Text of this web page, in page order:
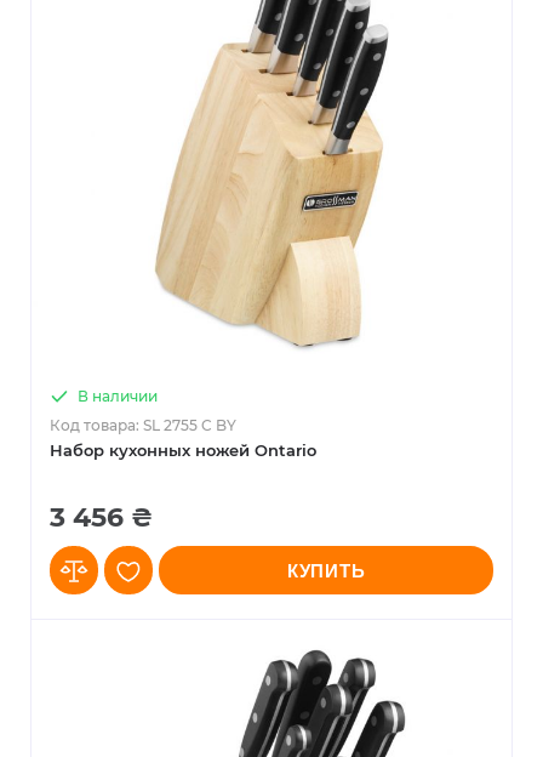
Набор кухонных ножей Ontario
В наличии
Код товара: SL 2755 C BY
3 456 ₴
КУПИТЬ